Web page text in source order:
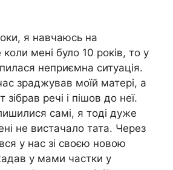
я навчаюсь на
мені було 10 років, то у
неприємна ситуація.
зраджував моїй матері, а
речі і пішов до неї.
самі, я тоді дуже
не вистачало тата. Через
у нас зі своєю новою
у мами частки у